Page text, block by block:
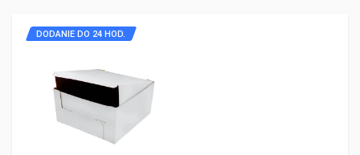
DODANIE DO 24 HOD.